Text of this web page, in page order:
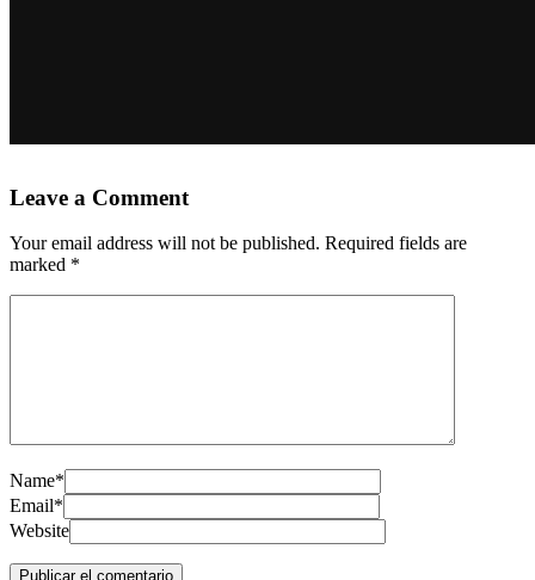
Leave a Comment
Your email address will not be published. Required fields are
marked *
Name*
Email*
Website